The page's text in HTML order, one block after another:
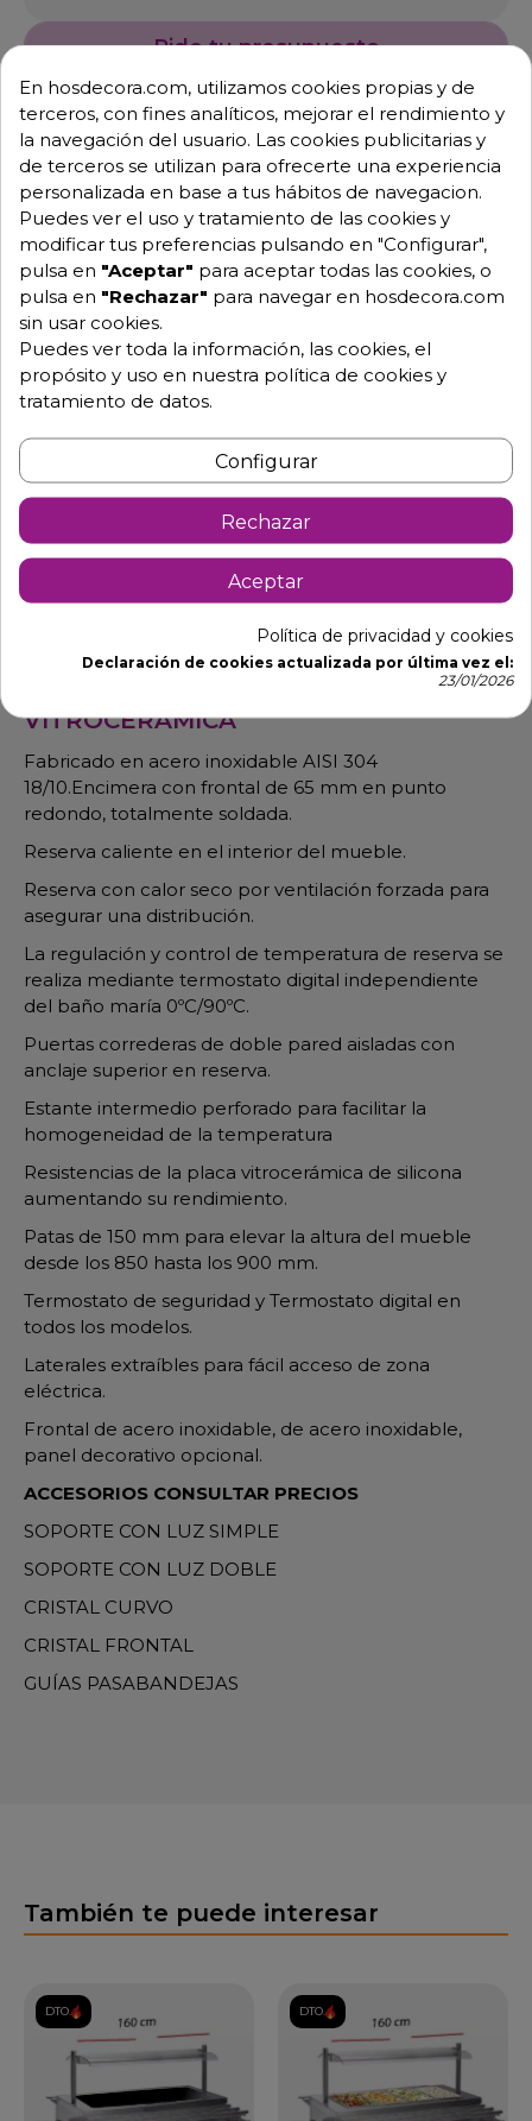
Pide tu presupuesto
Descripción Detalles de producto
ELEMENTOS SELF-SERVICE CON
PLACA VITROCERÁMICA Y RESERVA
Otras medidas disponibles:
-Largo 120 x ancho 70 x Fondo 85 cm. Potencia 4400
W. Capacidad: 3 GN 1/1. profundidad máxima 150mm.
-Largo 160 x ancho 70 x fondo 85 cm. Potencia 5200
W. Capacidad: 4 GN 1/1. profundidad máxima 150mm.
Para elaboración de alimentos calientes a la
temperatura correcta durante el servicio.
VITROCERÁMICA
Fabricado en acero inoxidable AISI 304
18/10.Encimera con frontal de 65 mm en punto
redondo, totalmente soldada.
Reserva caliente en el interior del mueble.
Reserva con calor seco por ventilación forzada para
asegurar una distribución.
La regulación y control de temperatura de reserva se
realiza mediante termostato digital independiente
del baño maría 0ºC/90ºC.
Puertas correderas de doble pared aisladas con
anclaje superior en reserva.
Estante intermedio perforado para facilitar la
homogeneidad de la temperatura
Resistencias de la placa vitrocerámica de silicona
aumentando su rendimiento.
Patas de 150 mm para elevar la altura del mueble
desde los 850 hasta los 900 mm.
Termostato de seguridad y Termostato digital en
todos los modelos.
Laterales extraíbles para fácil acceso de zona
eléctrica.
Frontal de acero inoxidable, de acero inoxidable,
panel decorativo opcional.
ACCESORIOS CONSULTAR PRECIOS
SOPORTE CON LUZ SIMPLE
SOPORTE CON LUZ DOBLE
CRISTAL CURVO
CRISTAL FRONTAL
GUÍAS PASABANDEJAS
También te puede interesar
DTO. DTO.
En hosdecora.com, utilizamos cookies propias y de
terceros, con fines analíticos, mejorar el rendimiento y
la navegación del usuario. Las cookies publicitarias y
de terceros se utilizan para ofrecerte una experiencia
personalizada en base a tus hábitos de navegacion.
Puedes ver el uso y tratamiento de las cookies y
modificar tus preferencias pulsando en "Configurar",
pulsa en "Aceptar" para aceptar todas las cookies, o
pulsa en "Rechazar" para navegar en hosdecora.com
sin usar cookies.
Puedes ver toda la información, las cookies, el
propósito y uso en nuestra política de cookies y
tratamiento de datos.
Configurar
Rechazar
Aceptar
Política de privacidad y cookies
Declaración de cookies actualizada por última vez el:
23/01/2026